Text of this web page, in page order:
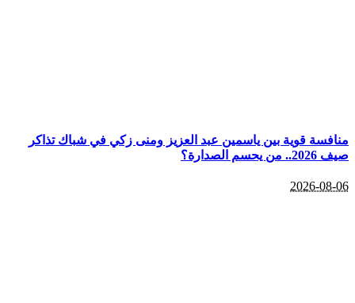
منافسة قوية بين ياسمين عبد العزيز ومنى زكي في شباك تذاكر
صيف 2026.. من يحسم الصدارة؟
2026-08-06